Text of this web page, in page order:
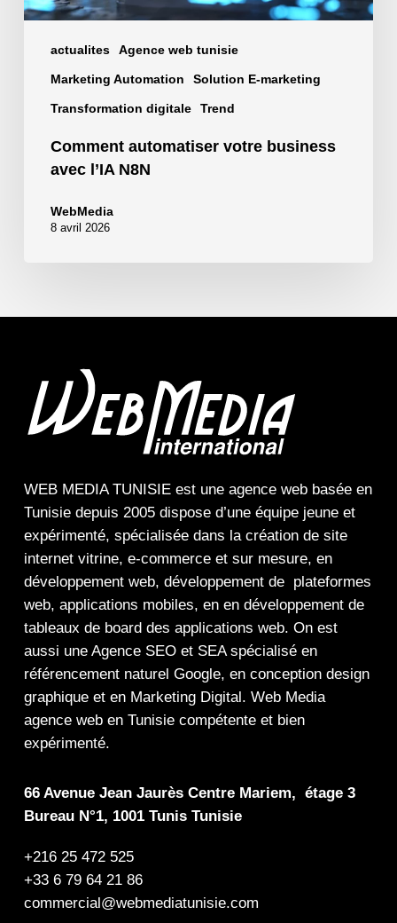
actualites Agence web tunisie
Marketing Automation Solution E-marketing
Transformation digitale Trend
Comment automatiser votre business
avec l’IA N8N
WebMedia
8 avril 2026
WEB MEDIA TUNISIEest une agence webbasée en
Tunisie depuis 2005 dispose d’une équipe jeune et
expérimenté, spécialisée dans la création de site
internet vitrine, e-commerceet sur mesure, en
développement web, développement de plateformes
web, applications mobiles, en en développement de
tableaux de board des applications web. On est
aussi une Agence SEOet SEAspécialisé en
référencement naturel Google, en conception design
graphiqueet en Marketing Digital . Web Media
agence web en Tunisie compétente et bien
expérimenté.
66 Avenue Jean Jaurès Centre Mariem, étage 3
Bureau N°1, 1001 Tunis Tunisie
+216 25 472 525
+33 6 79 64 21 86
commercial@webmediatunisie.com